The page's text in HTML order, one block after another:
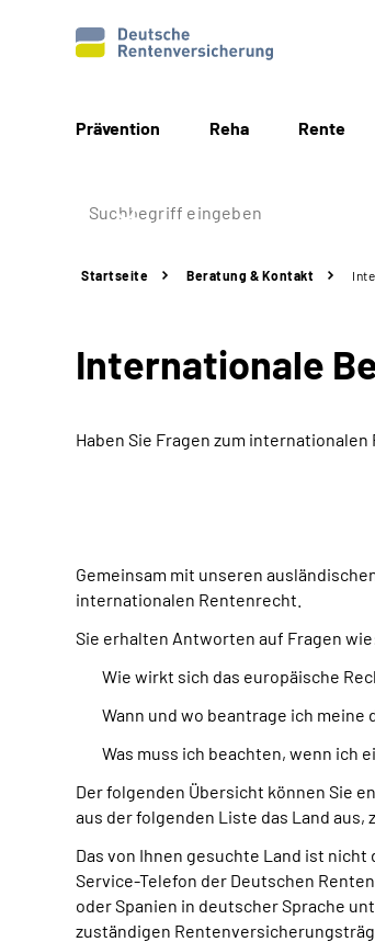
Prävention Reha Rente
Startseite Beratung & Kontakt
Internationale
Haben Sie Fragen zum
Gemeinsam mit unseren
internationalen Rentenrecht.
Sie erhalten Antworten auf Fragen
Wie wirkt sich das europäische
Wann und wo beantrage ich
Was muss ich beachten, wenn ich
Der folgenden Übersicht können Sie
aus der folgenden Liste das Land aus,
Das von Ihnen gesuchte Land ist
Service-Telefon der Deutschen
oder Spanien in deutscher Sprache
zuständigen